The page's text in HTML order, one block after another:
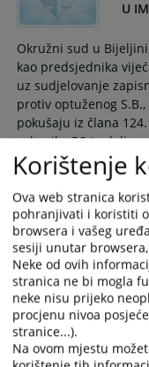
Okružni sud u
kao predsjednika
uz sudjelovanje
protiv optuženog
pokušaju iz člana
zakonika RS (u
Okružnog javnog
od 10.05.2024.
pretresa dana
njegovog branioca
tužioca Š. M. a u
objavio dana
optuženog
31.01.2025.
Korištenje
Ova web stranica
pohranjivati i koristiti
browsera i vašeg
sesiji unutar browsera,
Neke od ovih
stranica ne bi mogla
neke nisu prijeko
procjenu nivoa
stranice...).
Na ovom mjestu